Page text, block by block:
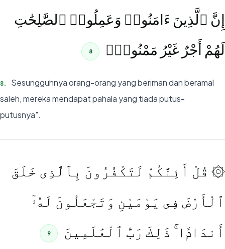
إِنَّ ٱلَّذِينَ ءَامَنُوا۟ وَعَمِلُوا۟ ٱلصَّٰلِحَٰتِ
لَهُمْ أَجْرٌ غَيْرُ مَمْنُونٍۢ
8
8.
Sesungguhnya orang-orang yang beriman dan beramal
saleh, mereka mendapat pahala yang tiada putus-
putusnya".
۞ قُلْ أَئِنَّكُمْ لَتَكْفُرُونَ بِٱلَّذِى خَلَقَ
ٱلْأَرْضَ فِى يَوْمَيْنِ وَتَجْعَلُونَ لَهُۥٓ
أَندَادًۭا ۚ ذَٰلِكَ رَبُّ ٱلْعَٰلَمِينَ
9